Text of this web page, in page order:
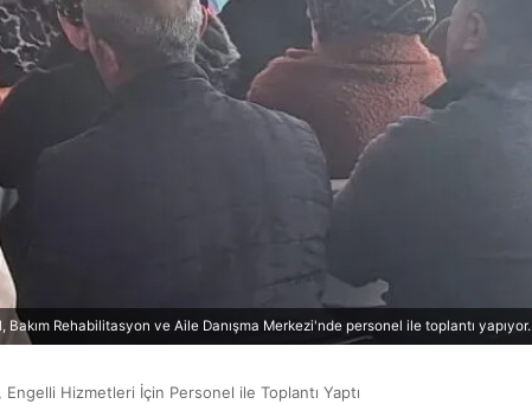
Rehabilitasyon ve Aile Danışma Merkezi'nde personel ile toplantı yapıyor.
Hizmetleri İçin Personel ile Toplantı Yaptı